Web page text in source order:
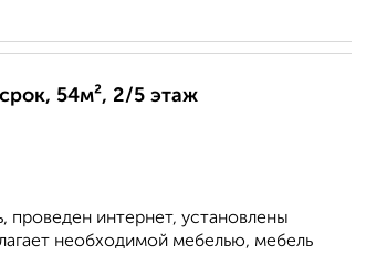
54м², 2/5 этаж
проведен интернет, установлены
необходимой мебелью, мебель